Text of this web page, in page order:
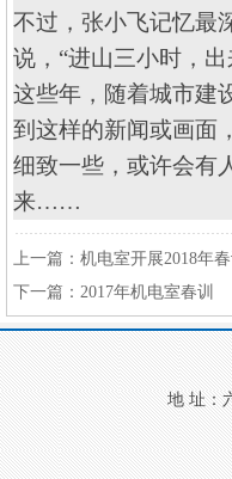
不过，张小飞记忆最
说，“进山三小时，
这些年，随着城市建
到这样的新闻或画面
细致一些，或许会有
来……
上一篇： 机电室开展2018年春
下一篇： 2017年机电室春训
地 址：